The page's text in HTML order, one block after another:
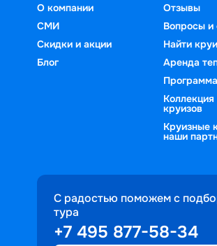
О компании
СМИ
Скидки и акции
Блог
Отзывы
Вопросы и
Найти
Аренда
круизов
Круизные
наши
С радостью поможем с
тура
+7 495 877-58-34